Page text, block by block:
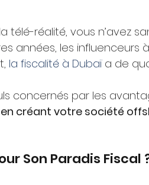
télé-réalité, vous n’avez
années, les influenceurs à
la fiscalité à Dubaï a de
concernés par les
créant votre société
Son Paradis Fiscal